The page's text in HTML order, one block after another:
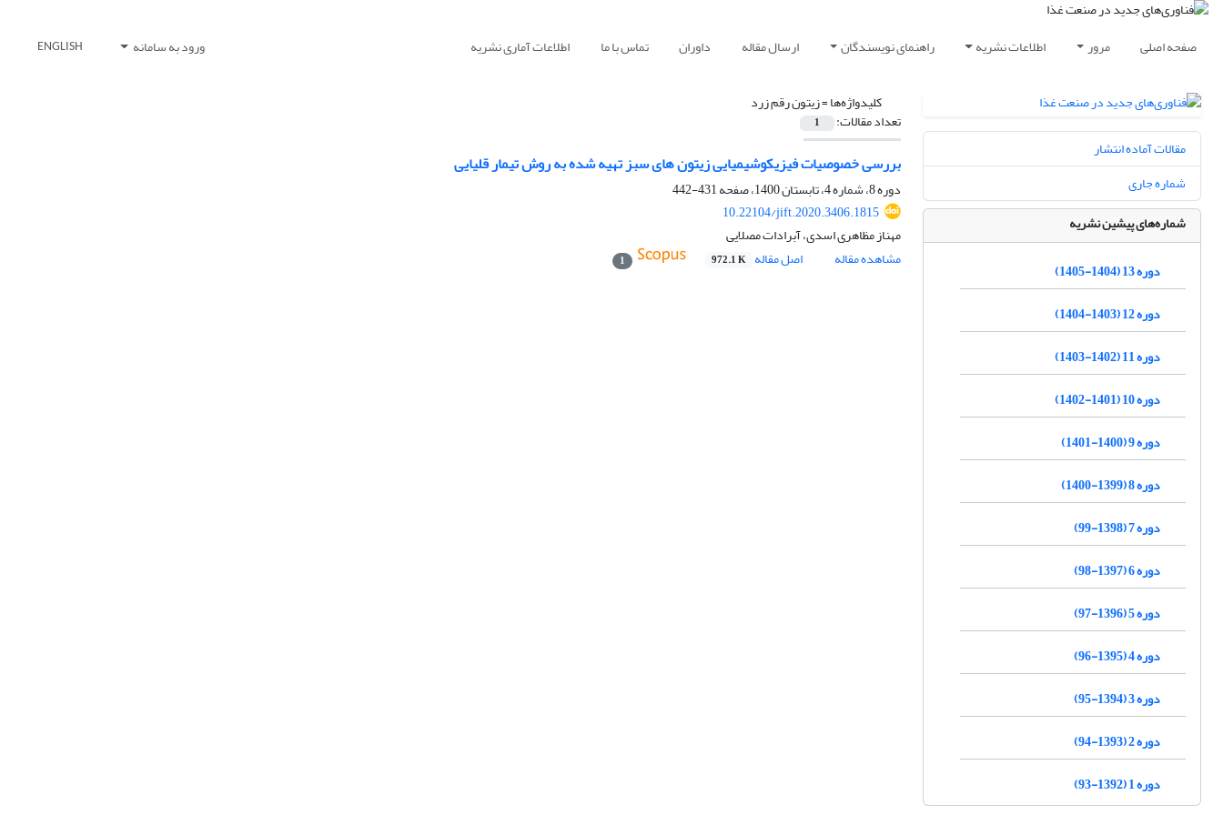
صفحه اصلی مرور اطلاعات نشریه راهنمای نویسندگان ارسال مقاله داوران تماس با ما اطلاعات آماری نشریه ورود به سامانه ENGLISH
کلیدواژه‌ها =زیتون رقم زرد
تعداد مقالات: 1
بررسی خصوصیات فیزیکوشیمیایی زیتون های سبز تهیه شده به روش تیمار قلیایی
دوره 8، شماره 4، تابستان 1400، صفحه
431-442
10.22104/jift.2020.3406.1815
مهناز مظاهری اسدی، آبرادات مصلایی
مشاهده مقاله
اصل مقاله 972.1 K
1
مقالات آماده انتشار
شماره جاری
شماره‌های پیشین نشریه
دوره 13 (1404-1405)
دوره 12 (1403-1404)
دوره 11 (1402-1403)
دوره 10 (1401-1402)
دوره 9 (1400-1401)
دوره 8 (1399-1400)
دوره 7 (1398-99)
دوره 6 (1397-98)
دوره 5 (1396-97)
دوره 4 (1395-96)
دوره 3 (1394-95)
دوره 2 (1393-94)
دوره 1 (1392-93)